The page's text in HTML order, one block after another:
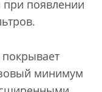
при появлении
минимум